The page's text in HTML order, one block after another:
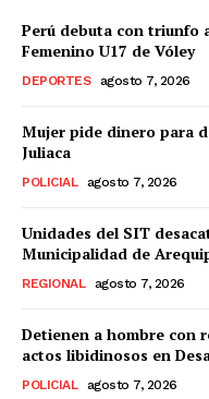
Perú debuta con triunfo
Femenino U17 de Vóley
DEPORTES agosto 7, 2026
Mujer pide dinero para
Juliaca
POLICIAL agosto 7, 2026
Unidades del SIT
Municipalidad de
REGIONAL agosto 7, 2026
Detienen a hombre con
actos libidinosos en
POLICIAL agosto 7, 2026